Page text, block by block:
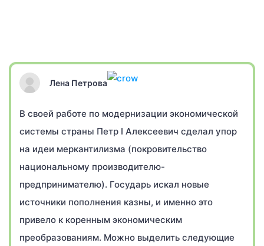
Лена Петрова
В своей работе по модернизации экономической
системы страны Петр I Алексеевич сделал упор
на идеи меркантилизма (покровительство
национальному производителю-
предпринимателю). Государь искал новые
источники пополнения казны, и именно это
привело к коренным экономическим
преобразованиям. Можно выделить следующие